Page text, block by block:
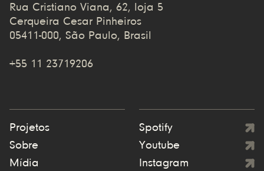
Rua Cristiano Viana, 62, loja 5
Cerqueira Cesar Pinheiros
05411-000, São Paulo, Brasil
+55 11 23719206
Projetos
Sobre
Mídia
Spotify
Youtube
Instagram